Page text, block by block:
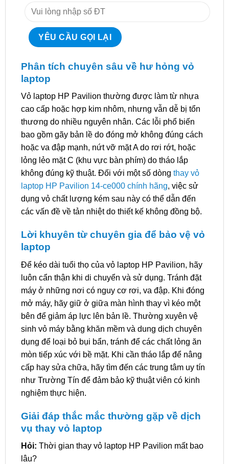
Phân tích chuyên sâu về hư hỏng vỏ
laptop
Vỏ laptop HP Pavilion thường được làm từ nhựa
cao cấp hoặc hợp kim nhôm, nhưng vẫn dễ bị tổn
thương do nhiều nguyên nhân. Các lỗi phổ biến
bao gồm gãy bản lề do đóng mở không đúng cách
hoặc va đập mạnh, nứt vỡ mặt A do rơi rớt, hoặc
lỏng lẻo mặt C (khu vực bàn phím) do tháo lắp
không đúng kỹ thuật. Đối với một số dòng thay vỏ
laptop HP Pavilion 14-ce000 chính hãng, việc sử
dụng vỏ chất lượng kém sau này có thể dẫn đến
các vấn đề về tản nhiệt do thiết kế không đồng bộ.
Lời khuyên từ chuyên gia để bảo vệ vỏ
laptop
Để kéo dài tuổi thọ của vỏ laptop HP Pavilion, hãy
luôn cẩn thận khi di chuyển và sử dụng. Tránh đặt
máy ở những nơi có nguy cơ rơi, va đập. Khi đóng
mở máy, hãy giữ ở giữa màn hình thay vì kéo một
bên để giảm áp lực lên bản lề. Thường xuyên vệ
sinh vỏ máy bằng khăn mềm và dung dịch chuyên
dụng để loại bỏ bụi bẩn, tránh để các chất lỏng ăn
mòn tiếp xúc với bề mặt. Khi cần tháo lắp để nâng
cấp hay sửa chữa, hãy tìm đến các trung tâm uy tín
như Trường Tín để đảm bảo kỹ thuật viên có kinh
nghiệm thực hiện.
Giải đáp thắc mắc thường gặp về dịch
vụ thay vỏ laptop
Hỏi: Thời gian thay vỏ laptop HP Pavilion mất bao
lâu?